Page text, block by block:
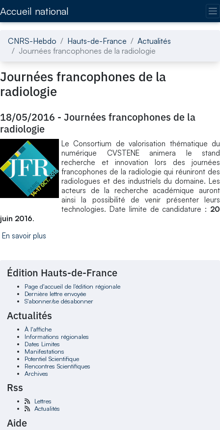
Accueil national
CNRS-Hebdo Hauts-de-France
Actualités
Journées francophones de la radiologie
Journées francophones de la
radiologie
18/05/2016 - Journées francophones de la
radiologie
Le Consortium de valorisation thématique du
numérique CVSTENE animera le stand
recherche et innovation lors des journées
francophones de la radiologie qui réuniront des
radiologues et des industriels du domaine. Les
acteurs de la recherche académique auront
ainsi la possibilité de venir présenter leurs
technologies. Date limite de candidature : 20
juin 2016.
En savoir plus
Édition Hauts-de-France
Page d'accueil de l'édition régionale
Dernière lettre envoyée
S'abonner/se désabonner
Actualités
À l'affiche
Informations régionales
Dates Limites
Manifestations
Potentiel Scientifique
Rencontres Scientifiques
Archives
Rss
Lettres
Actualités
Aide